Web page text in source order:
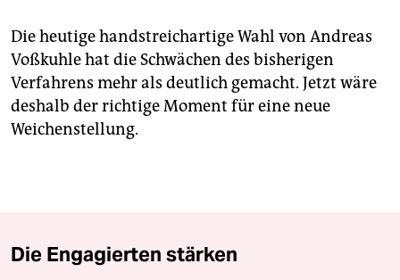
Die heutige handstreichartige Wahl von Andreas
Voßkuhle hat die Schwächen des bisherigen
Verfahrens mehr als deutlich gemacht. Jetzt wäre
deshalb der richtige Moment für eine neue
Weichenstellung.
Die Engagierten stärken